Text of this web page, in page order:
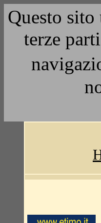
Questo
terze